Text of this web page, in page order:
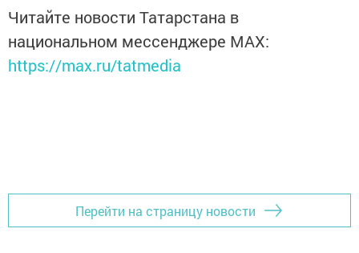
Читайте новости Татарстана в
национальном мессенджере MАХ:
https://max.ru/tatmedia
Перейти на страницу новости